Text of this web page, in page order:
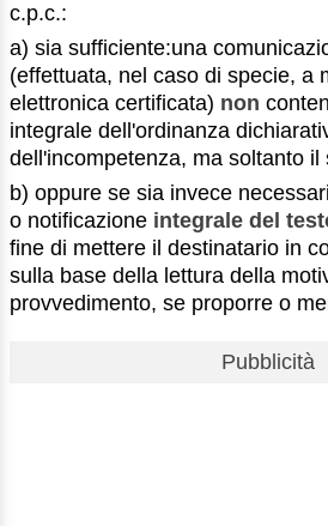
c.p.c.:
a) sia sufficiente:una
(effettuata, nel caso di specie, a
elettronica certificata) non
integrale dell'ordinanza
dell'incompetenza, ma soltanto il
b) oppure se sia invece
o notificazione integrale del
fine di mettere il destinatario in
sulla base della lettura della
provvedimento, se proporre o
Pubblicità